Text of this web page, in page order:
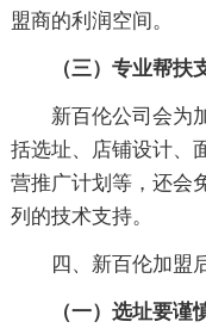
盟商的利润空间。
（三）专业帮扶
新百伦公司会为
括选址、店铺设计、
营推广计划等，还会
列的技术支持。
四、新百伦加盟
（一）选址要谨